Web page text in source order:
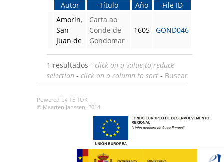
Autor
Título Año
File ID
Amorín,
San
Juan de
Carta ao
Conde de
Gondomar
1605 GOND046
1 resultados - click on a value to reduce
selection - click on a column to sort - Buscar
Powered by TEITOK
© Maarten Janssen, 2014